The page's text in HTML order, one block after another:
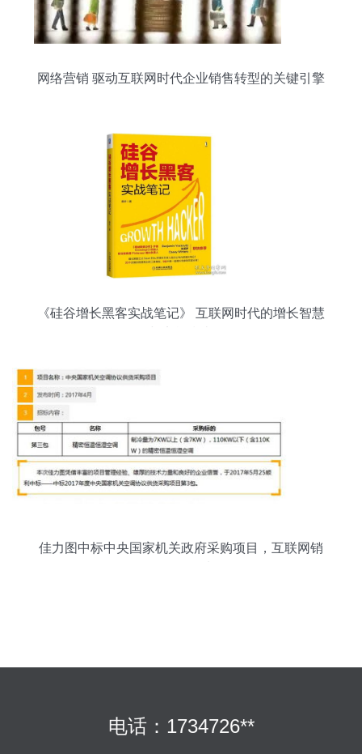
网络营销 驱动互联网时代企业销售转型的关键引擎
《硅谷增长黑客实战笔记》 互联网时代的增长智慧
佳力图中标中央国家机关政府采购项目，互联网销
电话：1734726**